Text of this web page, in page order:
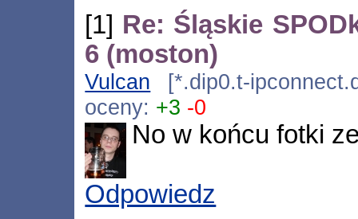
[1] Re: Śląskie
6 (moston)
Vulcan [*.dip0.t-
oceny: +3 -0
No w końcu fotki
Odpowiedz